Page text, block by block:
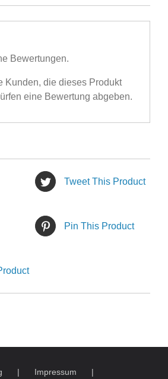
Bewertungen.
Kunden, die dieses Produkt
eine Bewertung abgeben.
Tweet This Product
Pin This Product
Impressum